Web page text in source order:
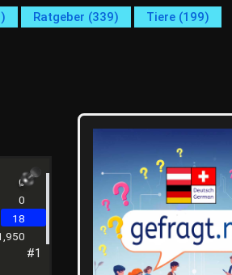
Ratgeber (339)
Tiere (199)
0
0
18
#1